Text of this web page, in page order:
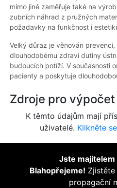
mimo jiné zaměřuje také na
zubních náhrad z pružných
požadavky na funkčnost i
Velký důraz je věnován
dlouhodobému zdraví dutiny
budoucích potíží. V současnosti
pacienty a poskytuje
Zdroje pro
K těmto údajům mají
uživatelé. Klikněte
Jste
Blahopřejeme!
propagační